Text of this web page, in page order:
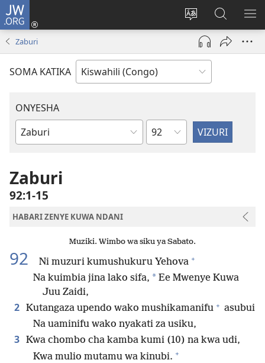
JW.ORG
Badili
luga
ya
adresi
Ingia
(opens
window)
Tafuta
ku
JW.ORG
Zaburi
SOMA KATIKA
ONYESHA
Vitabu
Biblia
Sura
Zaburi
92:1-15
HABARI ZENYE KUWA NDANI
Muziki. Wimbo wa siku ya Sabato.
92 Ni muzuri kumushukuru Yehova +
Na kuimbia jina lako sifa, * Ee Mwenye Kuwa
Juu Zaidi,
2 Kutangaza upendo wako mushikamanifu + asubui
Na uaminifu wako nyakati za usiku,
3 Kwa chombo cha kamba kumi (10) na kwa udi,
Kwa mulio mutamu wa kinubi. +